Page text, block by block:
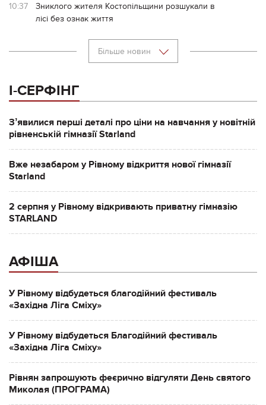
10:37
Зниклого жителя Костопільщини розшукали в
лісі без ознак життя
Більше новин
І-СЕРФІНГ
Зʼявилися перші деталі про ціни на навчання у новітній
рівненській гімназії Starland
Вже незабаром у Рівному відкриття нової гімназії
Starland
2 серпня у Рівному відкривають приватну гімназію
STARLAND
АФІША
У Рівному відбудеться благодійний фестиваль
«Західна Ліга Сміху»
У Рівному відбудеться Благодійний фестиваль
«Західна Ліга Сміху»
Рівнян запрошують феєрично відгуляти День святого
Миколая (ПРОГРАМА)